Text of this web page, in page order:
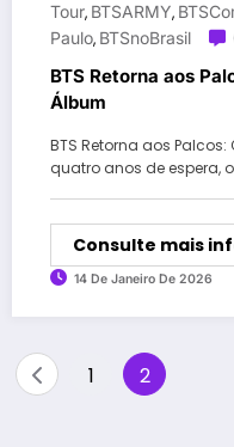
Tour, BTSARMY,
Paulo, BTSnoBrasil
BTS Retorna aos
Álbum
BTS Retorna aos
quatro anos de espera,
Consulte mais
14 De Janeiro De 2026
Paginação
1 2